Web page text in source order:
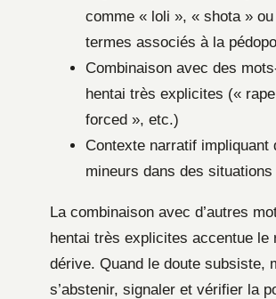
comme « loli », « shota » ou
termes associés à la
Combinaison avec des
hentai très explicites («
forced », etc.)
Contexte narratif impliquant
mineurs dans des
La combinaison avec d’autres
hentai très explicites accentue le
dérive. Quand le doute subsiste,
s’abstenir, signaler et vérifier la